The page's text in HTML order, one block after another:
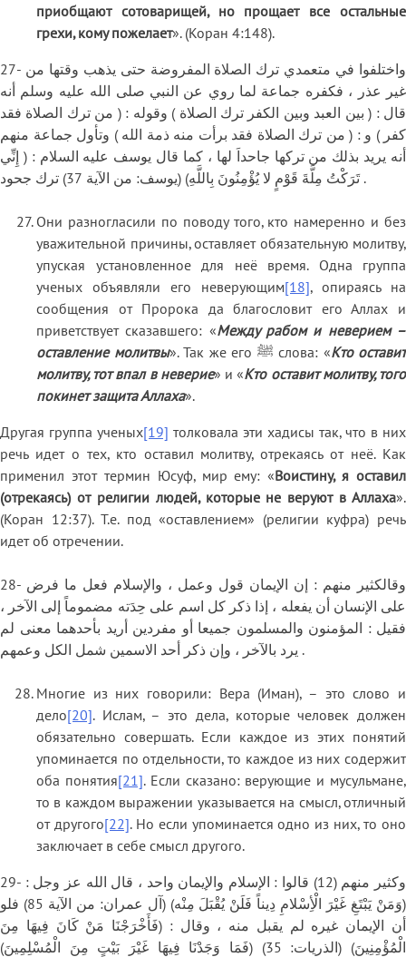
приобщают сотоварищей, но прощает все остальные
грехи, кому пожелает». (Коран 4:148).
27- واختلفوا في متعمدي ترك الصلاة المفروضة حتى يذهب وقتها من
غير عذر ، فكفره جماعة لما روي عن النبي صلى الله عليه وسلم أنه
قال : ( بين العبد وبين الكفر ترك الصلاة ) وقوله : ( من ترك الصلاة فقد
كفر ) و : ( من ترك الصلاة فقد برأت منه ذمة الله ) وتأول جماعة منهم
أنه يريد بذلك من تركها جاحداَ لها ، كما قال يوسف عليه السلام : ( إِنِّي
تَرَكْتُ مِلَّةَ قَوْمٍ لا يُؤْمِنُونَ بِاللَّهِ) (يوسف: من الآية 37) ترك جحود .
Они разногласили по поводу того, кто намеренно и без
уважительной причины, оставляет обязательную молитву,
упуская установленное для неё время. Одна группа
ученых объявляли его неверующим[18], опираясь на
сообщения от Пророка да благословит его Аллах и
приветствует сказавшего: «Между рабом и неверием –
оставление молитвы
». Так же его ﷺ слова: «Кто оставит
молитву, тот впал в неверие» и «Кто оставит молитву, того
покинет защита Аллаха».
Другая группа ученых[19] толковала эти хадисы так, что в них
речь идет о тех, кто оставил молитву, отрекаясь от неё. Как
применил этот термин Юсуф, мир ему: «Воистину, я оставил
(отрекаясь) от религии людей, которые не веруют в Аллаха».
(Коран 12:37). Т.е. под «оставлением» (религии куфра) речь
идет об отречении.
28- وقالكثير منهم : إن الإيمان قول وعمل ، والإسلام فعل ما فرض
على الإنسان أن يفعله ، إذا ذكر كل اسم على حِدَته مضموماً إلى الآخر ،
فقيل : المؤمنون والمسلمون جميعا أو مفردين أريد بأحدهما معنى لم
يرد بالآخر ، وإن ذكر أحد الاسمين شمل الكل وعمهم .
Многие из них говорили: Вера (Иман), – это слово и
дело[20]. Ислам, – это дела, которые человек должен
обязательно совершать. Если каждое из этих понятий
упоминается по отдельности, то каждое из них содержит
оба понятия[21]. Если сказано: верующие и мусульмане,
то в каждом выражении указывается на смысл, отличный
от другого[22]. Но если упоминается одно из них, то оно
заключает в себе смысл другого.
29- وكثير منهم (12) قالوا : الإسلام والإيمان واحد ، قال الله عز وجل :
(وَمَنْ يَبْتَغِ غَيْرَ الْأِسْلامِ دِيناً فَلَنْ يُقْبَلَ مِنْه) (آل عمران: من الآية 85) فلو
أن الإيمان غيره لم يقبل منه ، وقال : (فَأَخْرَجْنَا مَنْ كَانَ فِيهَا مِنَ
الْمُؤْمِنِينَ) (الذريات: 35) (فَمَا وَجَدْنَا فِيهَا غَيْرَ بَيْتٍ مِنَ الْمُسْلِمِينَ)